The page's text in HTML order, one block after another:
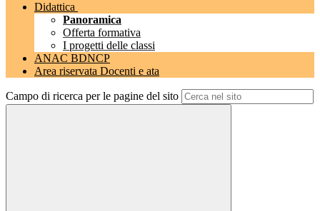
Didattica
Panoramica
Offerta formativa
I progetti delle classi
ANAC BDNCP
Area riservata Docenti e ata
Campo di ricerca per le pagine del sito